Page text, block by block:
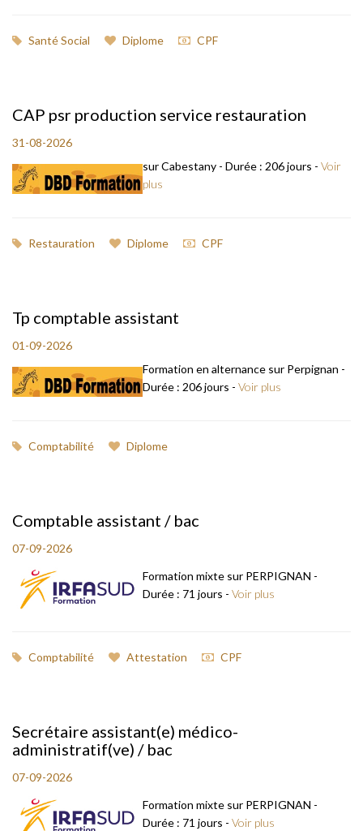
Santé Social Diplome CPF
CAP psr production service restauration
31-08-2026
sur Cabestany - Durée : 206 jours - Voir
plus
Restauration Diplome CPF
Tp comptable assistant
01-09-2026
Formation en alternance sur Perpignan -
Durée : 206 jours - Voir plus
Comptabilité Diplome
Comptable assistant / bac
07-09-2026
Formation mixte sur PERPIGNAN -
Durée : 71 jours - Voir plus
Comptabilité Attestation CPF
Secrétaire assistant(e) médico-
administratif(ve) / bac
07-09-2026
Formation mixte sur PERPIGNAN -
Durée : 71 jours - Voir plus